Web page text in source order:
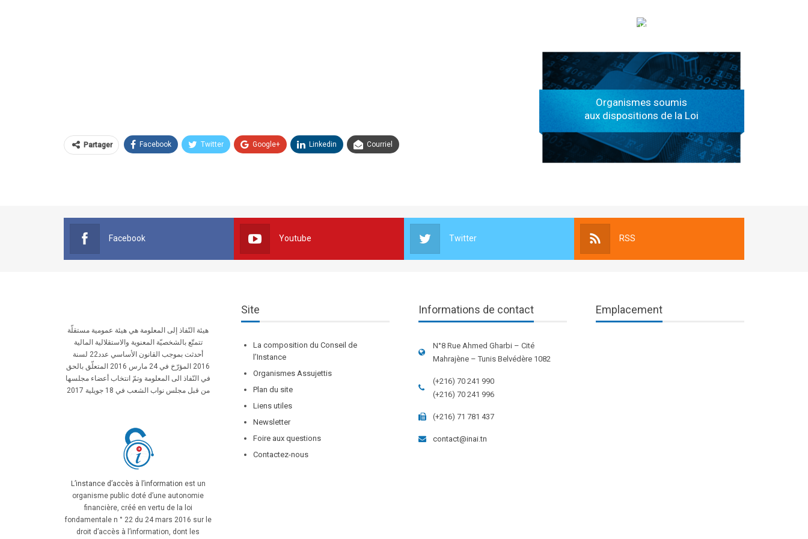
Partager Facebook Twitter Google+ Linkedin Courriel
الهياكل الخاضعة لقانون النفاذ إلى المعلومة
Organismes soumis
aux dispositions de la Loi
Facebook Youtube Twitter RSS
هيئة النّفاذ إلى المعلومة هي هيئة عمومية مستقلّة
تتمتّع بالشخصيّة المعنوية والاستقلالية المالية
أحدثت بموجب القانون الأساسي عدد22 لسنة
2016 المؤرّخ في 24 مارس 2016 المتعلّق بالحق
في النّفاذ الى المعلومة وتمّ انتخاب أعضاء مجلسها
من قبل مجلس نواب الشعب في 18 جويلية 2017
L’instance d’accès à l’information est un
organisme public doté d’une autonomie
financière, créé en vertu de la loi
fondamentale n ° 22 du 24 mars 2016 sur le
droit d’accès à l’information, dont les
Site
La composition du Conseil de
l’Instance
Organismes Assujettis
Plan du site
Liens utiles
Newsletter
Foire aux questions
Contactez-nous
Informations de contact
N°8 Rue Ahmed Gharbi – Cité
Mahrajène – Tunis Belvédère 1082
(+216) 70 241 990
(+216) 70 241 996
(+216) 71 781 437
contact@inai.tn
Emplacement